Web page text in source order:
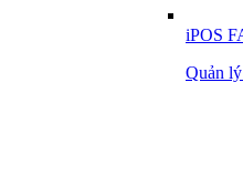
iPOS
Quản